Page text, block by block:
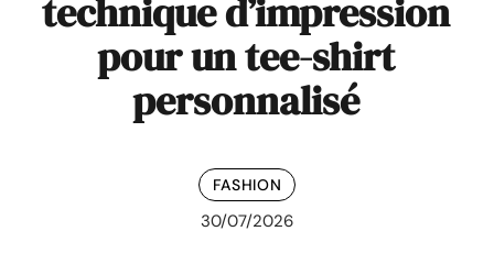
technique d’impression
pour un tee-shirt
personnalisé
FASHION
30/07/2026